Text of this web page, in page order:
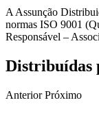
A Assunção
normas ISO 9001
Responsável –
Distribuídas
Anterior Próximo